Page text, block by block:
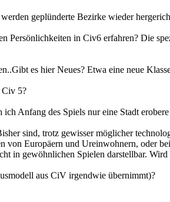
geplünderte Bezirke wieder
Persönlichkeiten in Civ6 erfahren? Die
es hier Neues? Etwa eine neue
Civ 5?
Anfang des Spiels nur eine Stadt erobere
sind, trotz gewisser möglicher
von Europäern und Ureinwohnern, oder
in gewöhnlichen Spielen darstellbar.
aus CiV irgendwie übernimmt)?